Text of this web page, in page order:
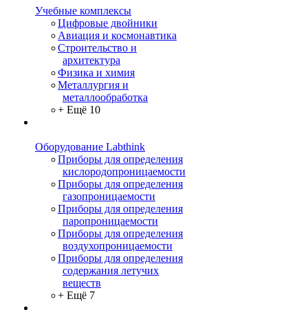
Учебные комплексы
Цифровые двойники
Авиация и космонавтика
Строительство и
архитектура
Физика и химия
Металлургия и
металлообработка
+ Ещё 10
Оборудование Labthink
Приборы для определения
кислородопроницаемости
Приборы для определения
газопроницаемости
Приборы для определения
паропроницаемости
Приборы для определения
воздухопроницаемости
Приборы для определения
содержания летучих
веществ
+ Ещё 7